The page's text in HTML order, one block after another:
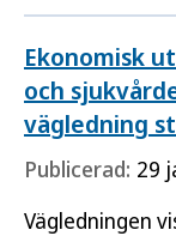
Ekonomisk
och
vägledning
Publicerad: 29
Vägledningen